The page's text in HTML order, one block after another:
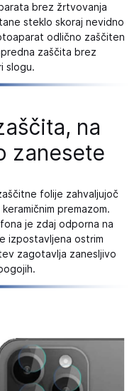
brez žrtvovanja
steklo skoraj nevidno
odlično zaščiten
zaščita brez
slogu.
na
zanesete
folije zahvaljujoč
premazom.
je zdaj odporna na
izpostavljena ostrim
zagotavlja zanesljivo